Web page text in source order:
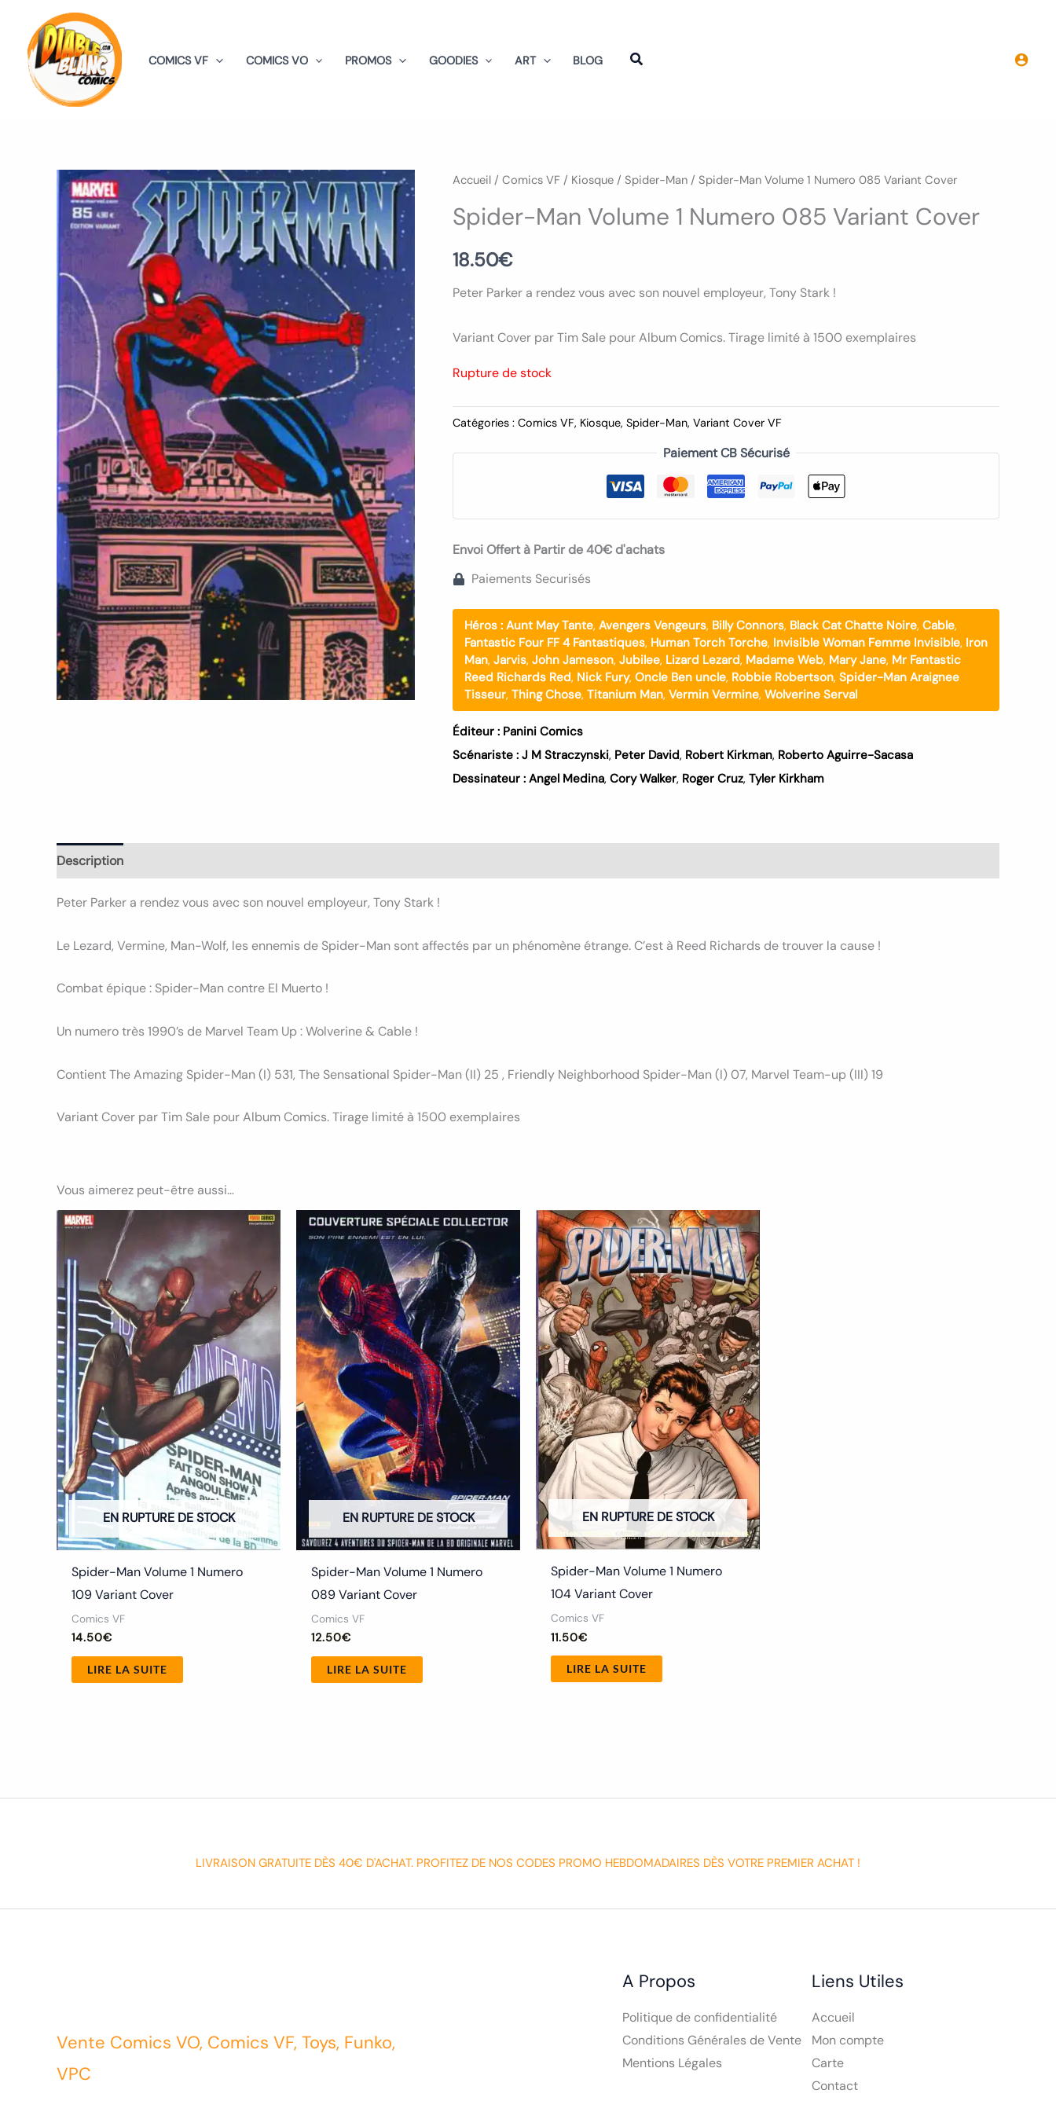
contenu
COMICS VF COMICS VO PROMOS GOODIES ART BLOG
Accueil / Comics VF / Kiosque / Spider-Man / Spider-Man Volume 1 Numero 085 Variant Cover
Spider-Man Volume 1 Numero 085 Variant Cover
18.50€
Peter Parker a rendez vous avec son nouvel employeur, Tony Stark !
Variant Cover par Tim Sale pour Album Comics. Tirage limité à 1500 exemplaires
Rupture de stock
Catégories : Comics VF, Kiosque, Spider-Man, Variant Cover VF
Paiement CB Sécurisé
Envoi Offert à Partir de 40€ d'achats
Paiements Securisés
Héros : Aunt May Tante, Avengers Vengeurs, Billy Connors, Black Cat Chatte Noire, Cable,
Fantastic Four FF 4 Fantastiques, Human Torch Torche, Invisible Woman Femme Invisible, Iron
Man, Jarvis, John Jameson, Jubilee, Lizard Lezard, Madame Web, Mary Jane, Mr Fantastic
Reed Richards Red, Nick Fury, Oncle Ben uncle, Robbie Robertson, Spider-Man Araignee
Tisseur, Thing Chose, Titanium Man, Vermin Vermine, Wolverine Serval
Éditeur : Panini Comics
Scénariste : J M Straczynski, Peter David, Robert Kirkman, Roberto Aguirre-Sacasa
Dessinateur : Angel Medina, Cory Walker, Roger Cruz, Tyler Kirkham
Description
Peter Parker a rendez vous avec son nouvel employeur, Tony Stark !
Le Lezard, Vermine, Man-Wolf, les ennemis de Spider-Man sont affectés par un phénomène étrange. C’est à Reed Richards de trouver la cause !
Combat épique : Spider-Man contre El Muerto !
Un numero très 1990’s de Marvel Team Up : Wolverine & Cable !
Contient The Amazing Spider-Man (I) 531, The Sensational Spider-Man (II) 25 , Friendly Neighborhood Spider-Man (I) 07, Marvel Team-up (III) 19
Variant Cover par Tim Sale pour Album Comics. Tirage limité à 1500 exemplaires
Vous aimerez peut-être aussi…
EN RUPTURE DE STOCK
Spider-Man Volume 1 Numero
109 Variant Cover
Comics VF
14.50€
LIRE LA SUITE
EN RUPTURE DE STOCK
Spider-Man Volume 1 Numero
089 Variant Cover
Comics VF
12.50€
LIRE LA SUITE
EN RUPTURE DE STOCK
Spider-Man Volume 1 Numero
104 Variant Cover
Comics VF
11.50€
LIRE LA SUITE
LIVRAISON GRATUITE DÈS 40€ D'ACHAT. PROFITEZ DE NOS CODES PROMO HEBDOMADAIRES DÈS VOTRE PREMIER ACHAT !
Vente Comics VO, Comics VF, Toys, Funko,
VPC
A Propos
Politique de confidentialité
Conditions Générales de Vente
Mentions Légales
Liens Utiles
Accueil
Mon compte
Carte
Contact